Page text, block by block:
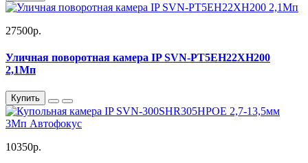
27500р.
Уличная поворотная камера IP SVN-PT5EH22XH200
2,1Мп
Купить
10350р.